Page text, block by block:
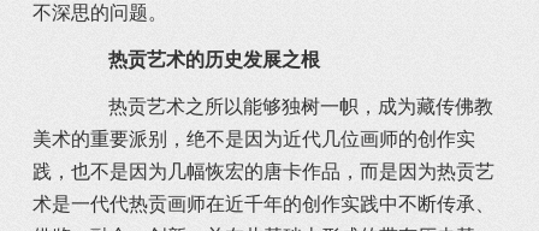
不深思的问题。
热贡艺术的历史发展之根
热贡艺术之所以能够独树一帜，成为藏传佛教
美术的重要派别，绝不是因为近代几位画师的创作实
践，也不是因为几幅恢宏的唐卡作品，而是因为热贡艺
术是一代代热贡画师在近千年的创作实践中不断传承、